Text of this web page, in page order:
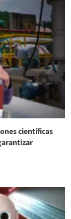
científicas